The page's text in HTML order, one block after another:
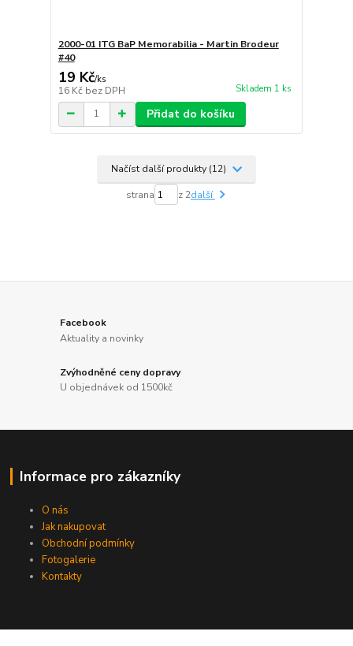
2000-01 ITG BaP Memorabilia - Martin Brodeur
#40
19 Kč/ks
16 Kč bez DPH Skladem 1 ks
Přidat do košíku
Načíst další produkty (12)
strana z 2další
Facebook
Aktuality a novinky
Zvýhodněné ceny dopravy
U objednávek od 1500kč
Informace pro zákazníky
O nás
Jak nakupovat
Obchodní podmínky
Fotogalerie
Kontakty